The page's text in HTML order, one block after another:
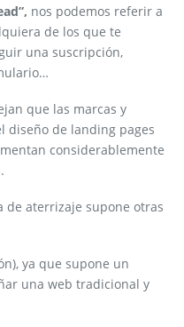
nos podemos referir a
de los que te
una suscripción,
que las marcas y
diseño de landing pages
considerablemente
de aterrizaje supone otras
ya que supone un
una web tradicional y